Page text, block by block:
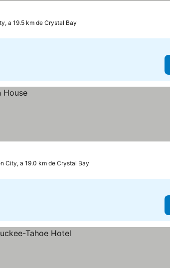
a 19.5 km de Crystal Bay
City, a 19.0 km de Crystal Bay